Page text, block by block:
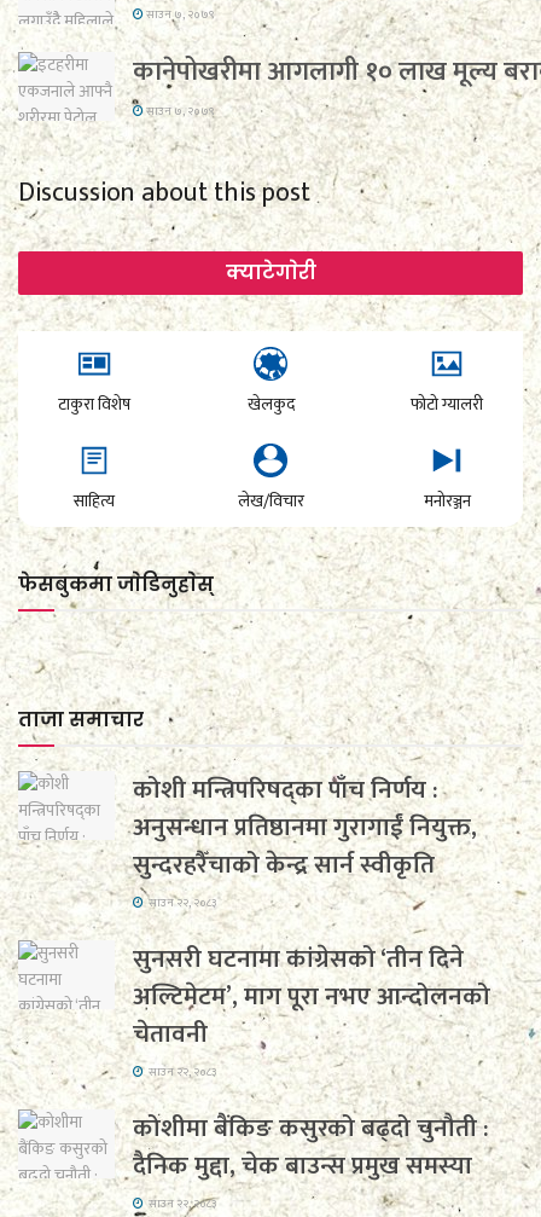
साउन ७, २०७९
कानेपोखरीमा आगलागी १० लाख मूल्य
साउन ७, २०७९
Discussion about this post
क्याटेगाेरी
टाकुरा विशेष खेलकुद फोटो ग्यालरी
साहित्य लेख/विचार मनोरञ्जन
फेसबुकमा जाेडिनुहाेस्
ताजा समाचार
कोशी मन्त्रिपरिषद्का पाँच निर्णय :
अनुसन्धान प्रतिष्ठानमा गुरागाईं नियुक्त,
सुन्दरहरैँचाको केन्द्र सार्न स्वीकृति
साउन २२, २०८३
सुनसरी घटनामा कांग्रेसको ‘तीन दिने
अल्टिमेटम’, माग पूरा नभए आन्दोलनको
चेतावनी
साउन २२, २०८३
कोशीमा बैंकिङ कसुरको बढ्दो चुनौती :
दैनिक मुद्दा, चेक बाउन्स प्रमुख समस्या
साउन २२, २०८३